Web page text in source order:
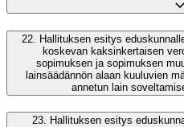
22. Hallituksen esitys
koskevan kaksinkertaisen
sopimuksen ja sopimuksen
lainsäädännön alaan kuuluvien
annetun lain
23. Hallituksen esitys